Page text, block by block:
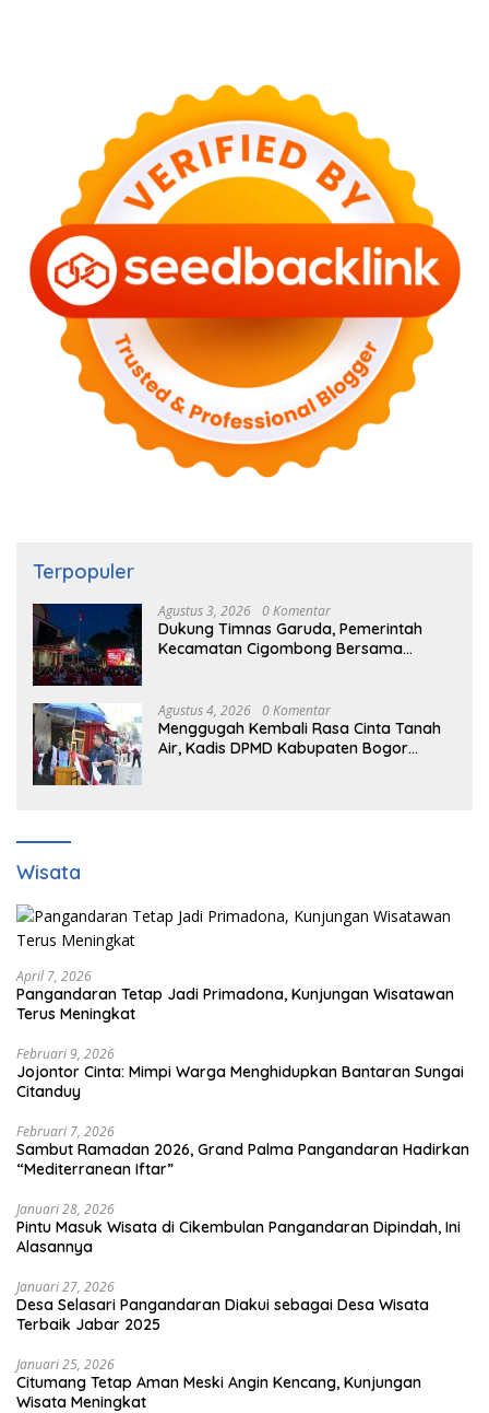
Terpopuler
Agustus 3, 2026 0 Komentar
Dukung Timnas Garuda, Pemerintah
Kecamatan Cigombong Bersama
Agustus 4, 2026 0 Komentar
Menggugah Kembali Rasa Cinta Tanah
Air, Kadis DPMD Kabupaten Bogor
Wisata
April 7, 2026
Pangandaran Tetap Jadi Primadona, Kunjungan Wisatawan
Terus Meningkat
Februari 9, 2026
Jojontor Cinta: Mimpi Warga Menghidupkan Bantaran Sungai
Citanduy
Februari 7, 2026
Sambut Ramadan 2026, Grand Palma Pangandaran Hadirkan
“Mediterranean Iftar”
Januari 28, 2026
Pintu Masuk Wisata di Cikembulan Pangandaran Dipindah, Ini
Alasannya
Januari 27, 2026
Desa Selasari Pangandaran Diakui sebagai Desa Wisata
Terbaik Jabar 2025
Januari 25, 2026
Citumang Tetap Aman Meski Angin Kencang, Kunjungan
Wisata Meningkat